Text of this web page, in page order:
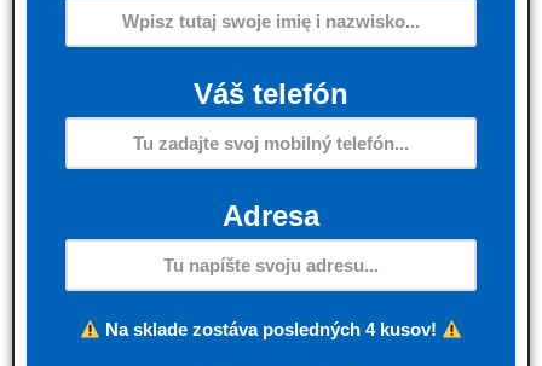
Váš telefón
Adresa
Na sklade zostáva posledných 4 kusov!